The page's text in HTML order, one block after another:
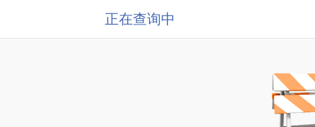
正在查询中